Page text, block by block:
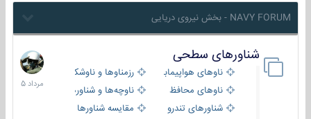
NAVY FORUM - بخش نیروی دریایی
شناورهای سطحی
ناوهای هواپیمابر و بالگرد بررزمناوها و ناوشکن‌ها
ناوهای محافظ
ناوچه‌ها و شناورهای گشتی
شناورهای تندرو
مقایسه شناورها
2
مرداد
1405